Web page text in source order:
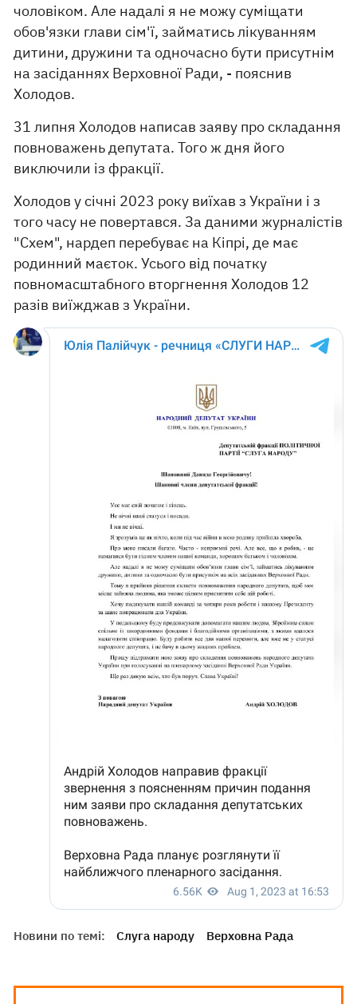
чоловіком. Але надалі я не можу суміщати
обов'язки глави сім'ї, займатись лікуванням
дитини, дружини та одночасно бути присутнім
на засіданнях Верховної Ради, - пояснив
Холодов.
31 липня Холодов написав заяву про складання
повноважень депутата. Того ж дня його
виключили із фракції.
Холодов у січні 2023 року виїхав з України і з
того часу не повертався. За даними журналістів
"Схем", нардеп перебуває на Кіпрі, де має
родинний маєток. Усього від початку
повномасштабного вторгнення Холодов 12
разів виїжджав з України.
Новини по темі: Слуга народу Верховна Рада